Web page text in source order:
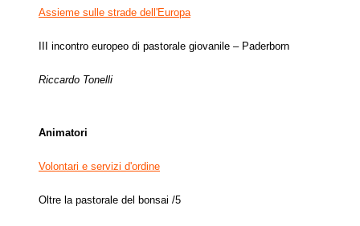
Assieme sulle strade dell'Europa
III incontro europeo di pastorale giovanile – Paderborn
Riccardo Tonelli
Animatori
Volontari e servizi d'ordine
Oltre la pastorale del bonsai /5